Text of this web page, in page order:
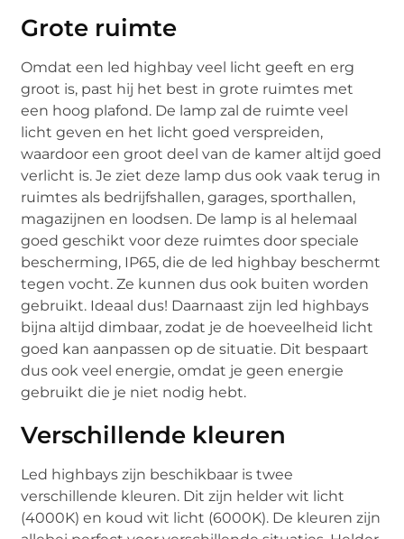
Grote ruimte
Omdat een led highbay veel licht geeft en erg
groot is, past hij het best in grote ruimtes met
een hoog plafond. De lamp zal de ruimte veel
licht geven en het licht goed verspreiden,
waardoor een groot deel van de kamer altijd goed
verlicht is. Je ziet deze lamp dus ook vaak terug in
ruimtes als bedrijfshallen, garages, sporthallen,
magazijnen en loodsen. De lamp is al helemaal
goed geschikt voor deze ruimtes door speciale
bescherming, IP65, die de led highbay beschermt
tegen vocht. Ze kunnen dus ook buiten worden
gebruikt. Ideaal dus! Daarnaast zijn led highbays
bijna altijd dimbaar, zodat je de hoeveelheid licht
goed kan aanpassen op de situatie. Dit bespaart
dus ook veel energie, omdat je geen energie
gebruikt die je niet nodig hebt.
Verschillende kleuren
Led highbays zijn beschikbaar is twee
verschillende kleuren. Dit zijn helder wit licht
(4000K) en koud wit licht (6000K). De kleuren zijn